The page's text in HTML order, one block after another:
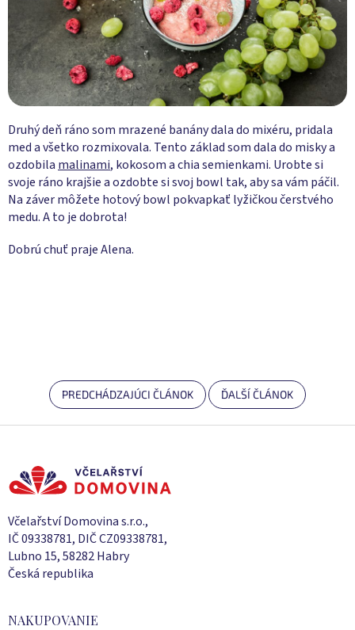
Druhý deň ráno som mrazené banány dala do mixéru, pridala
med a všetko rozmixovala. Tento základ som dala do misky a
ozdobila malinami, kokosom a chia semienkami. Urobte si
svoje ráno krajšie a ozdobte si svoj bowl tak, aby sa vám páčil.
Na záver môžete hotový bowl pokvapkať lyžičkou čerstvého
medu. A to je dobrota!
Dobrú chuť praje Alena.
PREDCHÁDZAJÚCI ČLÁNOK ĎALŠÍ ČLÁNOK
Z
Včelařství Domovina s.r.o.,
IČ 09338781, DIČ CZ09338781,
Lubno 15, 58282 Habry
Česká republika
NAKUPOVANIE